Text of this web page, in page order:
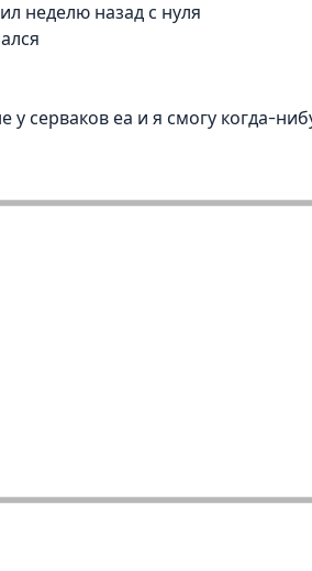
неделю назад с нуля
серваков еа и я смогу когда-